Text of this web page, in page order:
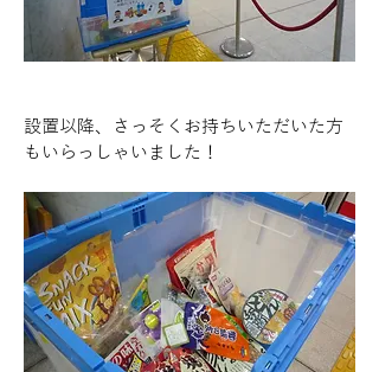
設置以降、さっそくお持ちいただいた方
もいらっしゃいました！